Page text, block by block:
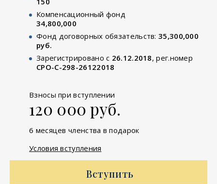
Компенсационный фонд
34,800,000
Фонд договорных обязательств: 35,300,000
руб.
Зарегистрировано с 26.12.2018, рег.номер
СРО-С-298-26122018
Взносы при вступлении
120 000 руб.
6 месяцев членства в подарок
Условия вступления
Вступить